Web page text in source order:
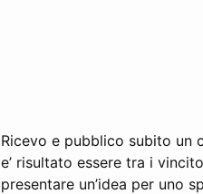
Ricevo e pubblico subito un
e’ risultato essere tra i
presentare un’idea per uno